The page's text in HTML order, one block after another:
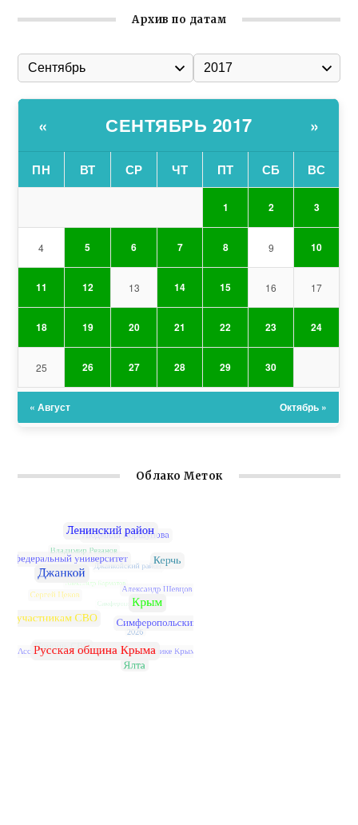
Архив по датам
« СЕНТЯБРЬ 2017 »
ПН ВТ СР ЧТ ПТ СБ ВС
1 2 3
4 5 6 7 8 9 10
11 12 13 14 15 16 17
18 19 20 21 22 23 24
25 26 27 28 29 30
« Август Октябрь »
Облако Меток